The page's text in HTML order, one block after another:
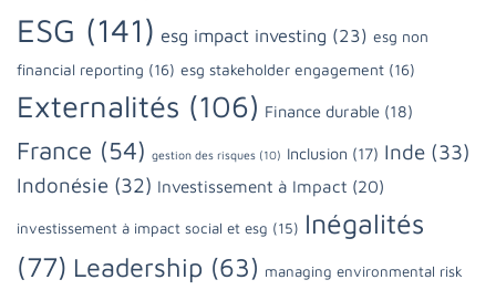
ESG (141) esg impact investing (23) esg non
financial reporting (16) esg stakeholder engagement (16)
Externalités (106) Finance durable (18)
France (54) gestion des risques (10) Inclusion (17) Inde (33)
Indonésie (32) Investissement à Impact (20)
investissement à impact social et esg (15) Inégalités
(77) Leadership (63) managing environmental risk